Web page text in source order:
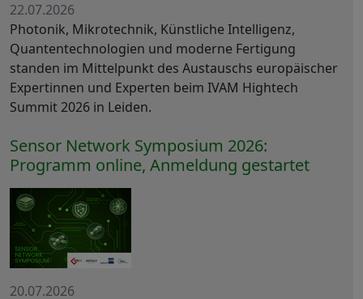
22.07.2026
Photonik, Mikrotechnik, Künstliche Intelligenz,
Quantentechnologien und moderne Fertigung
standen im Mittelpunkt des Austauschs europäischer
Expertinnen und Experten beim IVAM Hightech
Summit 2026 in Leiden.
Sensor Network Symposium 2026:
Programm online, Anmeldung gestartet
20.07.2026